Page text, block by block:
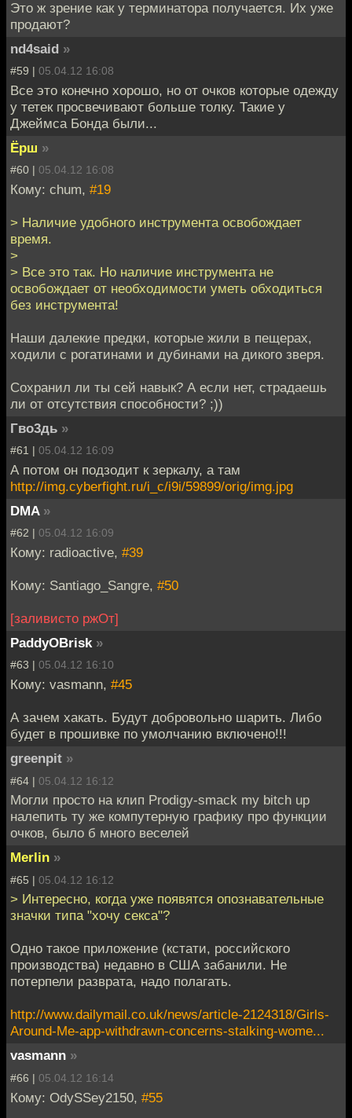
Это ж зрение как у терминатора получается. Их уже
продают?
nd4said »
#59 | 05.04.12 16:08
Все это конечно хорошо, но от очков которые одежду
у тетек просвечивают больше толку. Такие у
Джеймса Бонда были...
Ёрш »
#60 | 05.04.12 16:08
Кому: chum, #19
> Наличие удобного инструмента освобождает
время.
>
> Все это так. Но наличие инструмента не
освобождает от необходимости уметь обходиться
без инструмента!
Наши далекие предки, которые жили в пещерах,
ходили с рогатинами и дубинами на дикого зверя.
Сохранил ли ты сей навык? А если нет, страдаешь
ли от отсутствия способности? ;))
Гво3дь »
#61 | 05.04.12 16:09
А потом он подзодит к зеркалу, а там
http://img.cyberfight.ru/i_c/i9i/59899/orig/img.jpg
DMA »
#62 | 05.04.12 16:09
Кому: radioactive, #39
Кому: Santiago_Sangre, #50
[заливисто ржОт]
PaddyOBrisk »
#63 | 05.04.12 16:10
Кому: vasmann, #45
А зачем хакать. Будут добровольно шарить. Либо
будет в прошивке по умолчанию включено!!!
greenpit »
#64 | 05.04.12 16:12
Могли просто на клип Prodigy-smack my bitch up
налепить ту же компутерную графику про функции
очков, было б много веселей
Merlin »
#65 | 05.04.12 16:12
> Интересно, когда уже появятся опознавательные
значки типа "хочу секса"?
Одно такое приложение (кстати, российского
производства) недавно в США забанили. Не
потерпели разврата, надо полагать.
http://www.dailymail.co.uk/news/article-2124318/Girls-
Around-Me-app-withdrawn-concerns-stalking-wome...
vasmann »
#66 | 05.04.12 16:14
Кому: OdySSey2150, #55